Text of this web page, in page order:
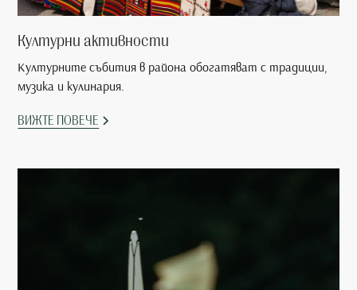
Културни активности
Културните събития в района обогатяват с традиции,
музика и кулинария.
ВИЖТЕ ПОВЕЧЕ